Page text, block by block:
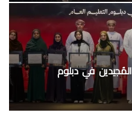
في دبلوم